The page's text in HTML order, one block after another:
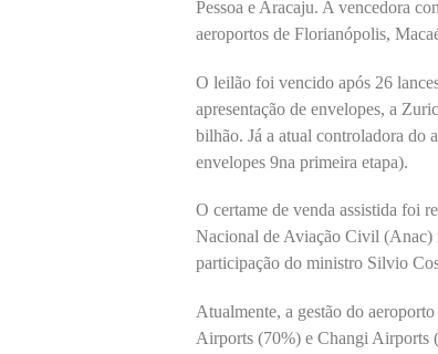
Pessoa e Aracaju. A vencedora
aeroportos de Florianópolis,
O leilão foi vencido após 26
apresentação de envelopes, a
bilhão. Já a atual controladora do
envelopes 9na primeira etapa).
O certame de venda assistida foi
Nacional de Aviação Civil (Anac)
participação do ministro Silvio
Atualmente, a gestão do
Airports (70%) e Changi Airports